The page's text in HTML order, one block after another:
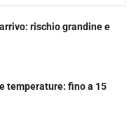
rischio grandine e
temperature: fino a 15